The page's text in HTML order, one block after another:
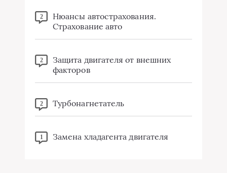
2
Нюансы автострахования.
Страхование авто
2
Защита двигателя от внешних
факторов
2 Турбонагнетатель
1 Замена хладагента двигателя